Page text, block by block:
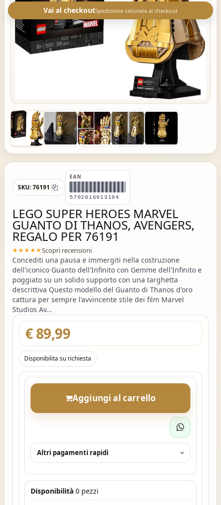
Vai al checkoutSpedizione calcolata al checkout
SKU:76191
EAN
5702016913194
LEGO SUPER HEROES MARVEL
GUANTO DI THANOS, AVENGERS,
REGALO PER 76191
★★★★★Scopri recensioni
Concediti una pausa e immergiti nella costruzione
dell'iconico Guanto dell'Infinito con Gemme dell'Infinito e
poggiato su un solido supporto con una targhetta
descrittiva Questo modello del Guanto di Thanos d'oro
cattura per sempre l'avvincente stile dei film Marvel
Studios Av...
€ 89,99
Disponibilita su richiesta
Aggiungi al carrello
Altri pagamenti rapidi
Disponibilità 0 pezzi